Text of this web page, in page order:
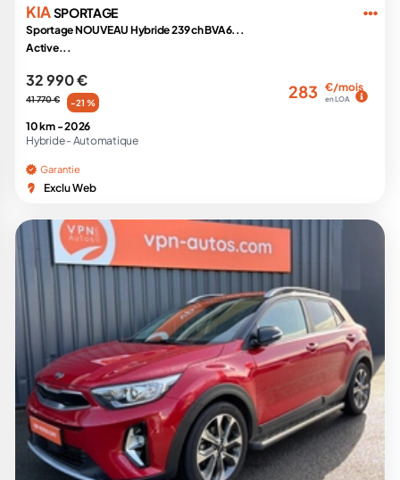
KIASPORTAGE
Sportage NOUVEAU Hybride 239 ch BVA6...
Active...
32 990 €
41 770 € -21 %
283 €/mois
en LOA
10 km -2026
Hybride - Automatique
Garantie
Exclu Web